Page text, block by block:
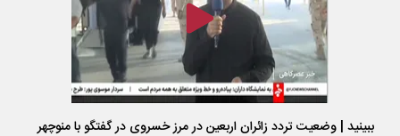
ببینید | وضعیت تردد زائران اربعین در مرز خسروی در گفتگو با منوچهر